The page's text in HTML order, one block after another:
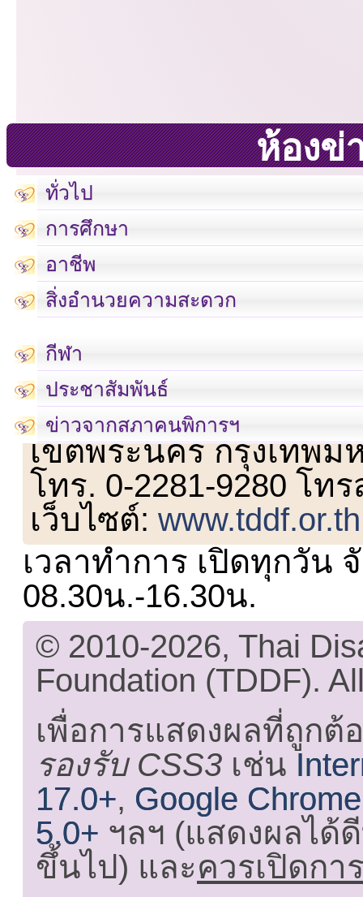
ห้องข่
ทั่วไป
การศึกษา
อาชีพ
สิ่งอำนวยความสะดวก
กีฬา
ประชาสัมพันธ์
ข่าวจากสภาคนพิการฯ
เลขที่ 23 ชั้น 2 ถนนวิ
เขตพระนคร กรุงเทพม
โทร. 0-2281-9280 โท
เว็บไซต์:www.tddf.or.th
เวลาทำการ เปิดทุกวัน
08.30น.-16.30น.
© 2010-2026, Thai
Foundation (TDDF).
เพื่อการแสดงผลที่ถูกต้
รองรับ CSS3 เช่น
17.0+, Google
5.0+ ฯลฯ (แสดงผลได้
ขึ้นไป) และควรเปิดกา